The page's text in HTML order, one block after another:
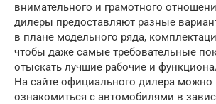
внимательного и грамотного
дилеры предоставляют разные
в плане модельного ряда,
чтобы даже самые требовательные
отыскать лучшие рабочие и
На сайте официального дилера можно
ознакомиться с автомобилями в